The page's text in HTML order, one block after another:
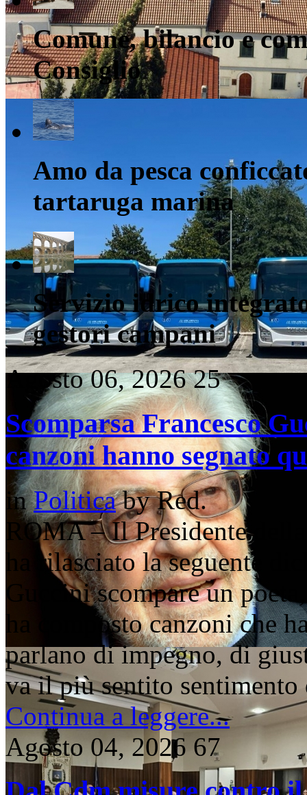
Comune, bilancio e
Consiglio
Amo da pesca
tartaruga marina
Servizio idrico
gestori campani
Agosto 06, 2026 25
Scomparsa Francesco
canzoni hanno segnato
inPoliticabyRed.
ROMA – Il Presidente
ha rilasciato la seguente
Guccini scompare un
ha composto canzoni che
parlano di impegno, di
va il più sentito
Continua a leggere...
Agosto 04, 2026 67